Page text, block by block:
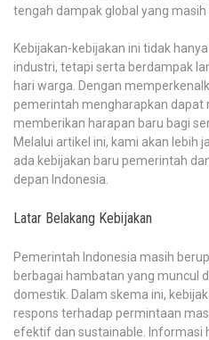
tengah dampak global yang masih
Kebijakan-kebijakan ini tidak
industri, tetapi serta berdampak
hari warga. Dengan
pemerintah mengharapkan dapat
memberikan harapan baru bagi
Melalui artikel ini, kami akan lebih
ada kebijakan baru pemerintah
depan Indonesia.
Latar Belakang Kebijakan
Pemerintah Indonesia masih
berbagai hambatan yang muncul
domestik. Dalam skema ini,
respons terhadap permintaan
efektif dan sustainable. Informasi